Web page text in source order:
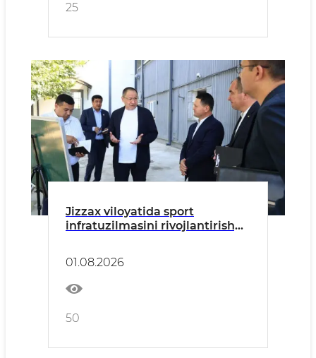
25
Jizzax viloyatida sport
infratuzilmasini rivojlantirishga
01.08.2026
50